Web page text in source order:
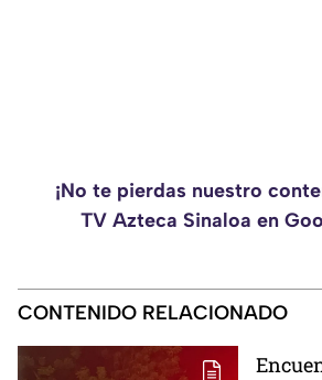
¡No te pierdas nuestro
TV Azteca Sinaloa en
CONTENIDO RELACIONADO